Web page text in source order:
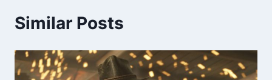
Similar Posts